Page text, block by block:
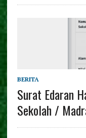
BERITA
Surat Edaran
Sekolah /